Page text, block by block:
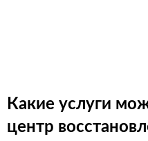
Какие услуги
центр